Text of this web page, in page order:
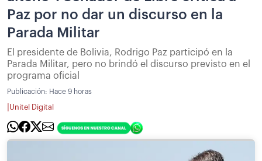
Paz por no dar un discurso en la
Parada Militar
El presidente de Bolivia, Rodrigo Paz participó en la
Parada Militar, pero no brindó el discurso previsto en el
programa oficial
Publicación: Hace 9 horas
Unitel Digital